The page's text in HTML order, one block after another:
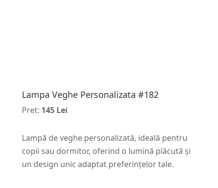
Lampa Veghe Personalizata #182
Pret: 145 Lei
Lampă de veghe personalizată, ideală pentru
copii sau dormitor, oferind o lumină plăcută și
un design unic adaptat preferințelor tale.